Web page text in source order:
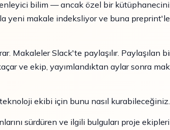
bilim — ancak özel bir
yeni makale indeksliyor ve buna
Makaleler Slack'te paylaşılır. Paylaşılan
ve ekip, yayımlandıktan aylar sonra
ekibi için bunu nasıl kurabileceğiniz.
sürdüren ve ilgili bulguları proje